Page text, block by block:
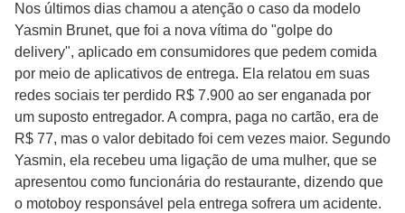
Nos últimos dias chamou a atenção o caso da modelo
Yasmin Brunet, que foi a nova vítima do "golpe do
delivery", aplicado em consumidores que pedem comida
por meio de aplicativos de entrega. Ela relatou em suas
redes sociais ter perdido R$ 7.900 ao ser enganada por
um suposto entregador. A compra, paga no cartão, era de
R$ 77, mas o valor debitado foi cem vezes maior. Segundo
Yasmin, ela recebeu uma ligação de uma mulher, que se
apresentou como funcionária do restaurante, dizendo que
o motoboy responsável pela entrega sofrera um acidente.